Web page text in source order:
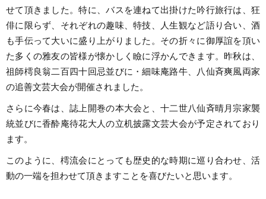
せて頂きました。特に、バスを連ねて出掛けた吟行旅行は、狂
俳に限らず、それぞれの趣味、特技、人生観など語り合い、酒
も手伝って大いに盛り上がりました。その折々に御厚誼を頂い
た多くの雅友の皆様が懐かしく瞼に浮かんできます。昨秋は、
祖師樗良翁二百四十回忌並びに・細味庵路牛、八仙斉爽風両家
の追善文芸大会が開催されました。
さらに今春は、誌上開巻の本大会と、十二世八仙斉晴月宗家襲
統並びに香酔庵待花大人の立机披露文芸大会が予定されており
ます。
このように、樗流会にとっても歴史的な時期に巡り合わせ、活
動の一端を担わせて頂きますことを喜びたいと思います。